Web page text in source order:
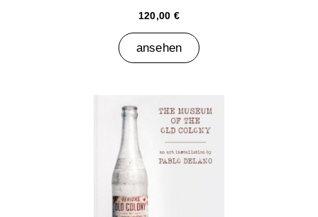
120,00 €
ansehen